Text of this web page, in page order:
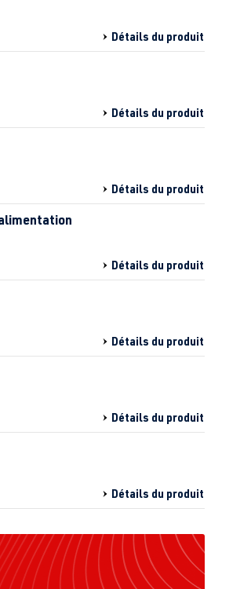
Détails du produit
Détails du produit
Détails du produit
Détails du produit
Détails du produit
Détails du produit
Détails du produit